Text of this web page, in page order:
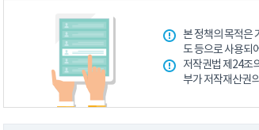
본 정책의 목적은
도 등으로 사용되
저작권법 제24조
부가 저작재산권